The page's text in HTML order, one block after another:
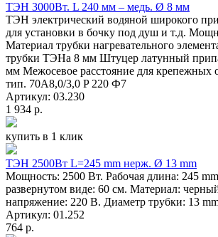
ТЭН 3000Вт. L 240 мм – медь. Ø 8 мм
ТЭН электрический водяной широкого
для установки в бочку под душ и т.д.
Материал трубки нагревательного
трубки ТЭНа 8 мм Штуцер латунный
мм Межосевое расстояние для крепежных
тип. 70A8,0/3,0 P 220 Ф7
Артикул: 03.230
1 934 р.
купить в 1 клик
ТЭН 2500Вт L=245 mm нерж. Ø 13 mm
Мощность: 2500 Вт. Рабочая длина: 245
развернутом виде: 60 см. Материал:
напряжение: 220 В. Диаметр трубки: 13
Артикул: 01.252
764 р.